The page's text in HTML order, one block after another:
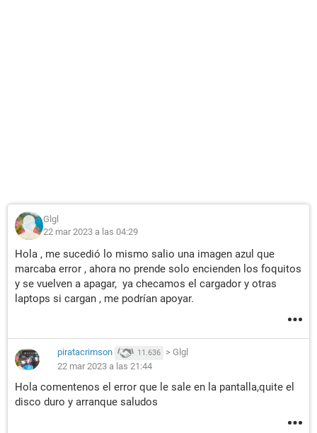
Glgl
22 mar 2023 a las 04:29
Hola , me sucedió lo mismo salio una imagen azul que
marcaba error , ahora no prende solo encienden los foquitos
y se vuelven a apagar, ya checamos el cargador y otras
laptops si cargan , me podrían apoyar.
piratacrimson 11.636 > Glgl
22 mar 2023 a las 21:44
Hola comentenos el error que le sale en la pantalla,quite el
disco duro y arranque saludos